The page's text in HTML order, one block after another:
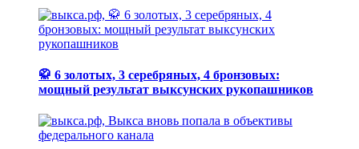
🥋 6 золотых, 3 серебряных, 4 бронзовых:
мощный результат выксунских рукопашников